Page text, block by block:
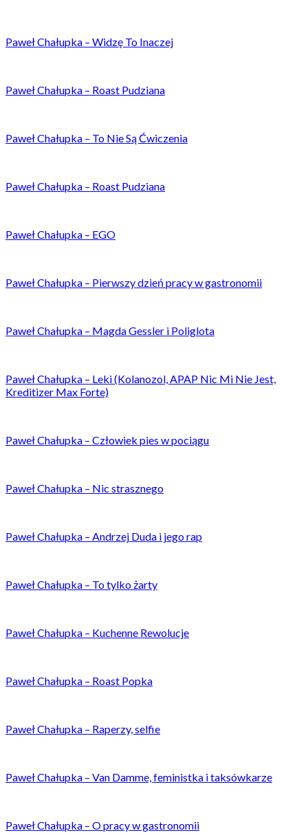
Paweł Chałupka – Widzę To Inaczej
Paweł Chałupka – Roast Pudziana
Paweł Chałupka – To Nie Są Ćwiczenia
Paweł Chałupka – Roast Pudziana
Paweł Chałupka – EGO
Paweł Chałupka – Pierwszy dzień pracy w gastronomii
Paweł Chałupka – Magda Gessler i Poliglota
Paweł Chałupka – Leki (Kolanozol, APAP Nic Mi Nie Jest,
Kreditizer Max Forte)
Paweł Chałupka – Człowiek pies w pociągu
Paweł Chałupka – Nic strasznego
Paweł Chałupka – Andrzej Duda i jego rap
Paweł Chałupka – To tylko żarty
Paweł Chałupka – Kuchenne Rewolucje
Paweł Chałupka – Roast Popka
Paweł Chałupka – Raperzy, selfie
Paweł Chałupka – Van Damme, feministka i taksówkarze
Paweł Chałupka – O pracy w gastronomii